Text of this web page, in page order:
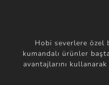
Hobi severlere özel
kumandalı ürünler
avantajlarını